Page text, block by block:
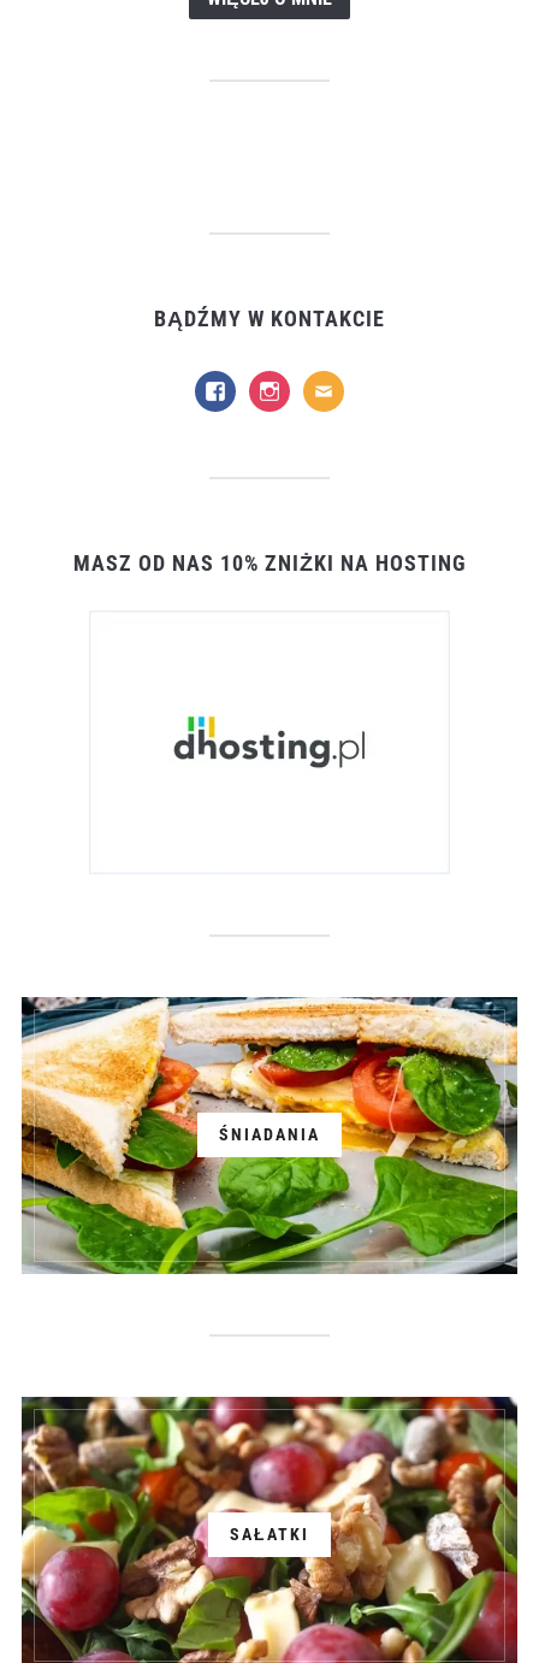
BĄDŹMY W KONTAKCIE
facebookinstagram
mail
MASZ OD NAS 10% ZNIŻKI NA HOSTING
ŚNIADANIA
SAŁATKI